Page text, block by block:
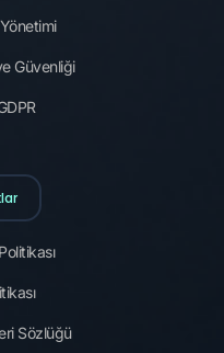
Güvenliği
Sözlüğü